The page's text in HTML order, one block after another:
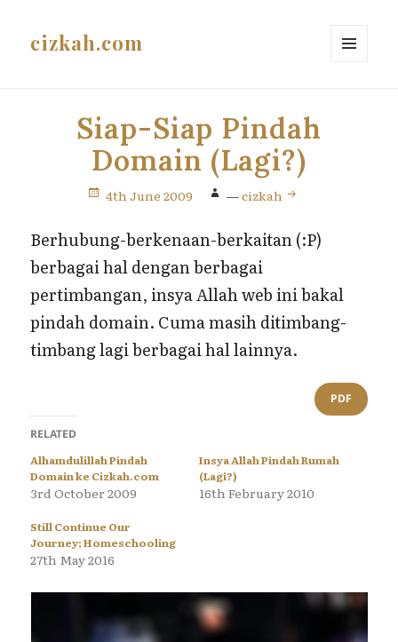
cizkah.com
Siap-Siap Pindah
Domain (Lagi?)
4th June 2009 —cizkah
Berhubung-berkenaan-berkaitan (:P)
berbagai hal dengan berbagai
pertimbangan, insya Allah web ini bakal
pindah domain. Cuma masih ditimbang-
timbang lagi berbagai hal lainnya.
PDF
RELATED
Alhamdulillah Pindah
Domain ke Cizkah.com
3rd October 2009
Insya Allah Pindah Rumah
(Lagi?)
16th February 2010
Still Continue Our
Journey; Homeschooling
27th May 2016